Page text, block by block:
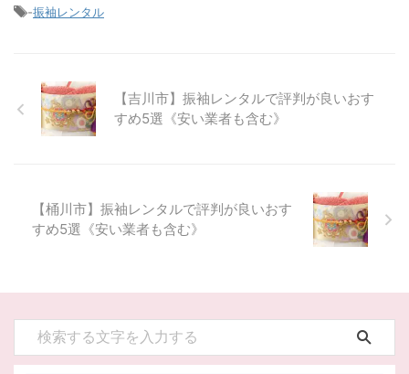
-振袖レンタル
【吉川市】振袖レンタルで評判が良いおす
すめ5選《安い業者も含む》
【桶川市】振袖レンタルで評判が良いおす
すめ5選《安い業者も含む》